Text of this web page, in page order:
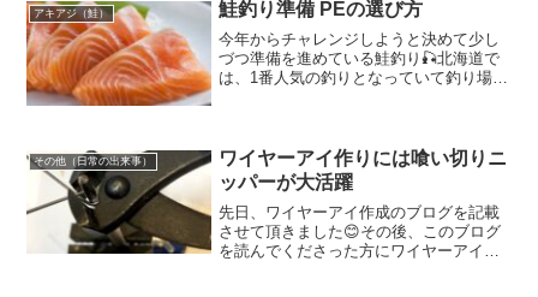
の他の要因によって大潮でも潮が満ちて
いました🙈そして、夜であれ...
アキアジ（鮭） 鮭釣り準備 PEの選び方
今年からチャレンジしようと決めて少し
づつ準備を進めている鮭釣り🎣北海道で
は、1番人気の釣りとなっていて釣り場は
最大の遡上魚🐟✨し...
その他（日常の出来事）
ワイヤーアイ作りには喰い切りニ
ッパーが大活躍
先日、ワイヤーアイ作成のブログを記載
させて頂きました😊その後、このブログ
を読んでくださった方にワイヤーアイを